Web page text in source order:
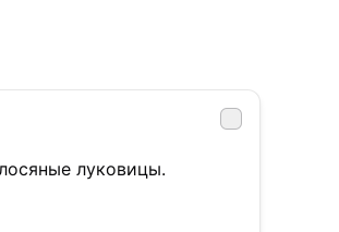
луковицы.